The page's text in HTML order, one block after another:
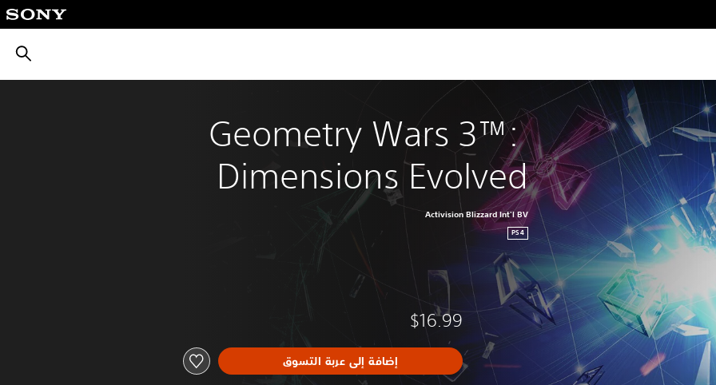
Geometry Wars 3™:
Dimensions Evolved
Activision Blizzard Int'l BV
PS4
$16.99
إضافة إلى عربة التسوق